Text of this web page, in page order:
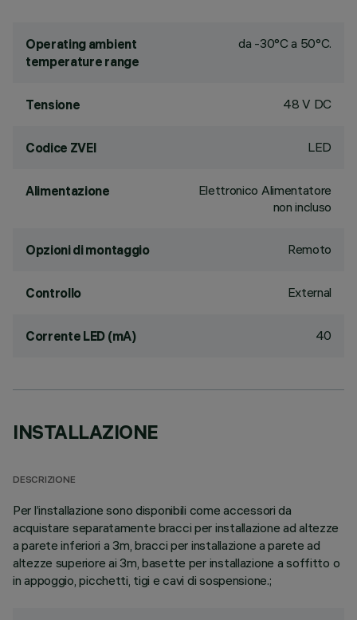
Operating ambient
temperature range
da -30°C a 50°C.
Tensione 48 V DC
Codice ZVEI LED
Alimentazione
Elettronico Alimentatore
non incluso
Opzioni di montaggio Remoto
Controllo External
Corrente LED (mA) 40
INSTALLAZIONE
DESCRIZIONE
Per l’installazione sono disponibili come accessori da
acquistare separatamente bracci per installazione ad altezze
a parete inferiori a 3m, bracci per installazione a parete ad
altezze superiore ai 3m, basette per installazione a soffitto o
in appoggio, picchetti, tigi e cavi di sospensione.;